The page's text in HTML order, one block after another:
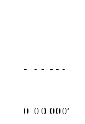
- - - - - -
0 0 0 000ʼ